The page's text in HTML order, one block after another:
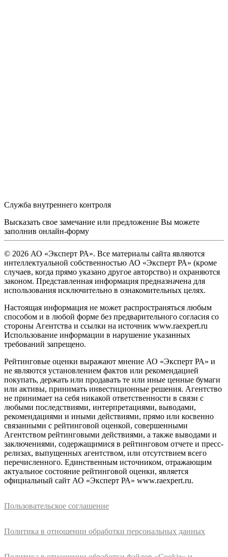
Служба внутреннего контроля
Высказать свое замечание или предложение Вы можете
заполнив онлайн-форму
© 2026 АО «Эксперт РА». Все материалы сайта являются
интеллектуальной собственностью АО «Эксперт РА» (кроме
случаев, когда прямо указано другое авторство) и охраняются
законом. Представленная информация предназначена для
использования исключительно в ознакомительных целях.
Настоящая информация не может распространяться любым
способом и в любой форме без предварительного согласия со
стороны Агентства и ссылки на источник www.raexpert.ru
Использование информации в нарушение указанных
требований запрещено.
Рейтинговые оценки выражают мнение АО «Эксперт РА» и
не являются установлением фактов или рекомендацией
покупать, держать или продавать те или иные ценные бумаги
или активы, принимать инвестиционные решения. Агентство
не принимает на себя никакой ответственности в связи с
любыми последствиями, интерпретациями, выводами,
рекомендациями и иными действиями, прямо или косвенно
связанными с рейтинговой оценкой, совершенными
Агентством рейтинговыми действиями, а также выводами и
заключениями, содержащимися в рейтинговом отчете и пресс-
релизах, выпущенных агентством, или отсутствием всего
перечисленного. Единственным источником, отражающим
актуальное состояние рейтинговой оценки, является
официальный сайт АО «Эксперт РА» www.raexpert.ru.
Пользовательское соглашение
Политика в отношении обработки персональных данных